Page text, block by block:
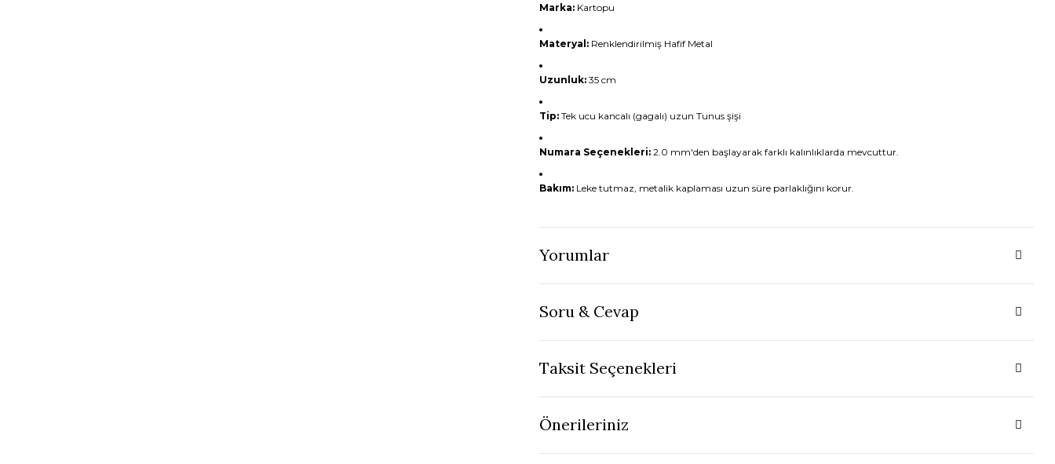
Marka: Kartopu
Materyal: Renklendirilmiş Hafif Metal
Uzunluk: 35 cm
Tip: Tek ucu kancalı (gagalı) uzun Tunus şişi
Numara Seçenekleri: 2.0 mm'den başlayarak farklı kalınlıklarda mevcuttur.
Bakım: Leke tutmaz, metalik kaplaması uzun süre parlaklığını korur.
Yorumlar
Soru & Cevap
Taksit Seçenekleri
Önerileriniz